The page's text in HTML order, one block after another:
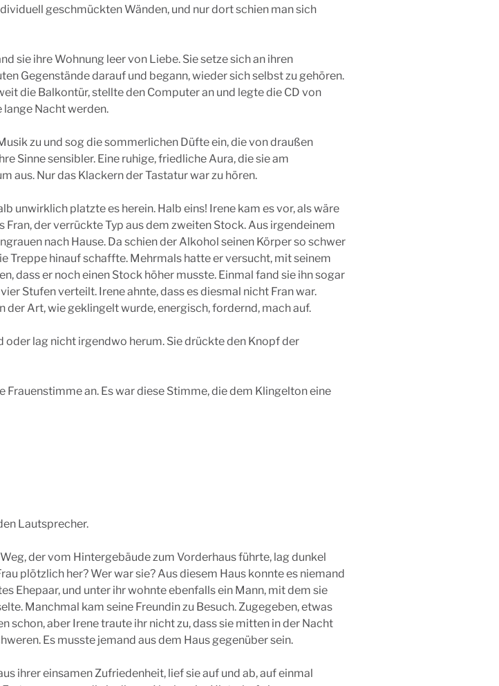
geschmückten Wänden, und nur dort schien man sich
sie ihre Wohnung leer von Liebe. Sie setze sich an ihren
Gegenstände darauf und begann, wieder sich selbst zu gehören.
die Balkontür, stellte den Computer an und legte die CD von
lange Nacht werden.
zu und sog die sommerlichen Düfte ein, die von draußen
Sinne sensibler. Eine ruhige, friedliche Aura, die sie am
aus. Nur das Klackern der Tastatur war zu hören.
unwirklich platzte es herein. Halb eins! Irene kam es vor, als wäre
der verrückte Typ aus dem zweiten Stock. Aus irgendeinem
nach Hause. Da schien der Alkohol seinen Körper so schwer
Treppe hinauf schaffte. Mehrmals hatte er versucht, mit seinem
dass er noch einen Stock höher musste. Einmal fand sie ihn sogar
Stufen verteilt. Irene ahnte, dass es diesmal nicht Fran war.
der Art, wie geklingelt wurde, energisch, fordernd, mach auf.
oder lag nicht irgendwo herum. Sie drückte den Knopf der
Frauenstimme an. Es war diese Stimme, die dem Klingelton eine
Lautsprecher.
der vom Hintergebäude zum Vorderhaus führte, lag dunkel
plötzlich her? Wer war sie? Aus diesem Haus konnte es niemand
Ehepaar, und unter ihr wohnte ebenfalls ein Mann, mit dem sie
Manchmal kam seine Freundin zu Besuch. Zugegeben, etwas
schon, aber Irene traute ihr nicht zu, dass sie mitten in der Nacht
Es musste jemand aus dem Haus gegenüber sein.
ihrer einsamen Zufriedenheit, lief sie auf und ab, auf einmal